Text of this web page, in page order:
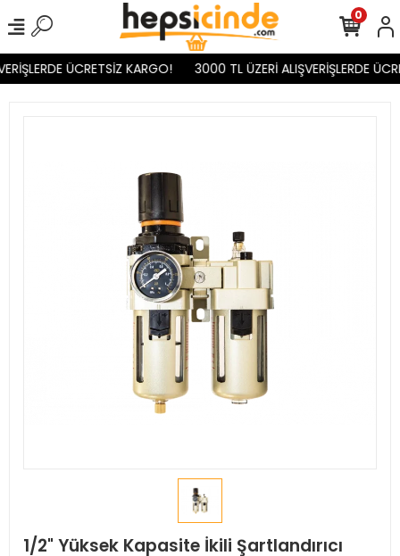
ÜCRETSİZ KARGO! 3000 TL ÜZERİ ALIŞVERİŞLERDE
0
1/2" Yüksek Kapasite İkili Şartlandırıcı